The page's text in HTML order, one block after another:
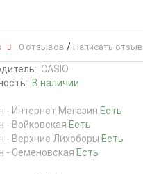
0 отзывов / Написать отзыв
CASIO
В наличии
- Интернет Магазин Есть
- Войковская Есть
- Верхние Лихоборы Есть
- Семеновская Есть